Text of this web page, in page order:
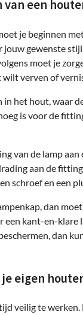
van een
je beginnen
jouw gewenste
moet je
verven of
in het hout, waar
is voor de
van de lamp
aan de
schroef en een
dan
kant-en-klare
dan
eigen
veilig te